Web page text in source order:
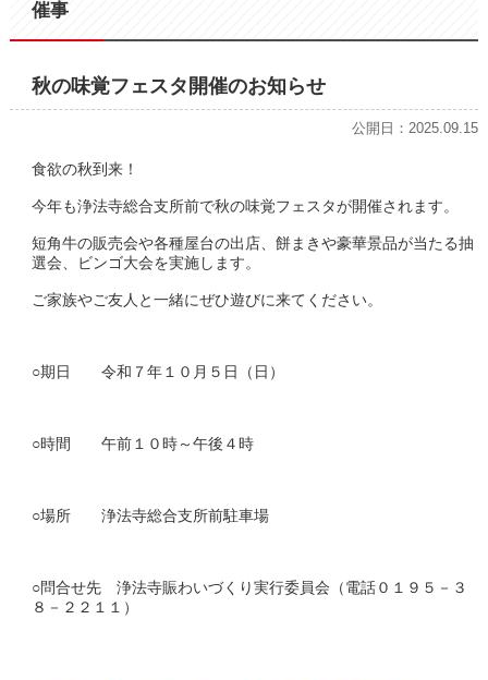
催事
秋の味覚フェスタ開催のお知らせ
公開日：2025.09.15
食欲の秋到来！
今年も浄法寺総合支所前で秋の味覚フェスタが開催されます。
短角牛の販売会や各種屋台の出店、餅まきや豪華景品が当たる抽
選会、ビンゴ大会を実施します。
ご家族やご友人と一緒にぜひ遊びに来てください。
○期日 令和７年１０月５日（日）
○時間 午前１０時～午後４時
○場所 浄法寺総合支所前駐車場
○問合せ先 浄法寺賑わいづくり実行委員会（電話０１９５－３
８－２２１１）